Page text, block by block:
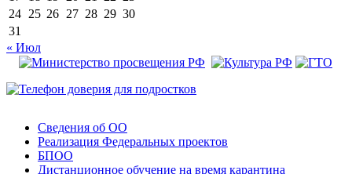
24 25 26 27 28 29 30
31
« Июл
Сведения об ОО
Реализация Федеральных проектов
БПОО
Дистанционное обучение на время карантина